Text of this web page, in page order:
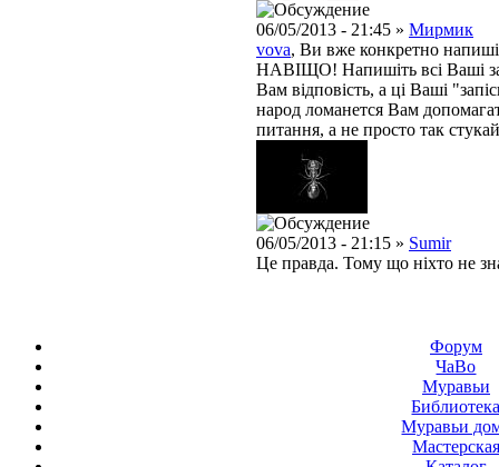
06/05/2013 - 21:45 » Мирмик
vova, Ви вже конкретно
НАВIЩО! Напишіть всі Ваші
Вам відповість, а ці Ваші "
народ ломанется Вам
питання, а не просто так
06/05/2013 - 21:15 » Sumir
Це правда. Тому що ніхто не
Форум
ЧаВо
Муравьи
Муравьи
Мастерская